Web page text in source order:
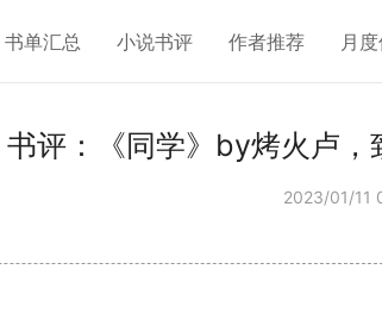
书单汇总 小说书评 作者推荐 月
书评：《同学》by烤火卢
2023/01/11